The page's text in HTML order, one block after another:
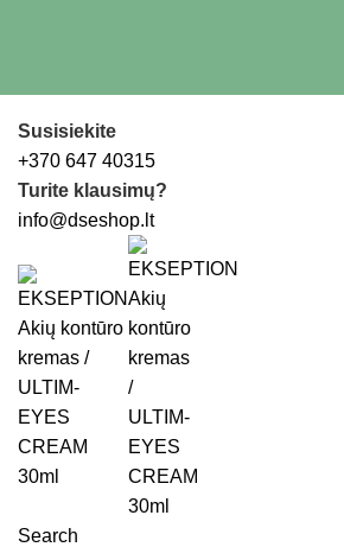
Susisiekite
+370 647 40315
Turite klausimų?
info@dseshop.lt
Search